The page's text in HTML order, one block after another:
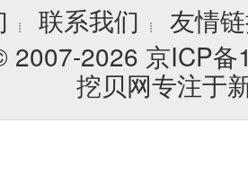
┊ 联系我们 ┊
友情
2007-2026 京ICP
挖贝网专注于